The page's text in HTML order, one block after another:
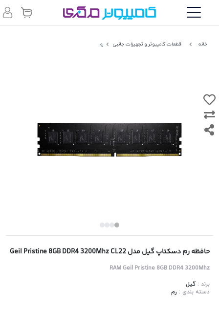
خانه قطعات کامپیوتر و تجهیزات جانبی رم
حافظه رم دسکتاپ گیل مدل Geil Pristine 8GB DDR4 3200Mhz CL22
RAM Geil Pristine 8GB DDR4 3200Mhz
برند :گیل
دسته بندی : رم